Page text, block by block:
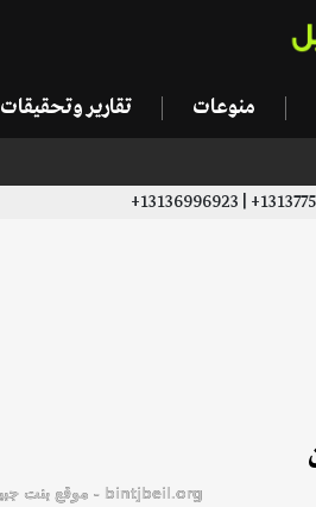
منوعات تقارير وتحقيقات
bintjbeil.org - موقع بنت جبيل